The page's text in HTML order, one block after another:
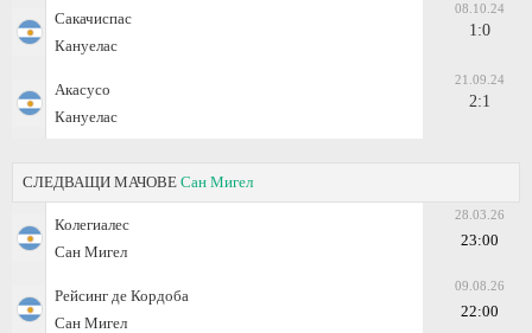
Сакачиспас
Кануелас
08.10.24
1:0
Акасусо
Кануелас
21.09.24
2:1
СЛЕДВАЩИ МАЧОВЕ Сан Мигел
Колегиалес
Сан Мигел
28.03.26
23:00
Рейсинг де Кордоба
Сан Мигел
09.08.26
22:00